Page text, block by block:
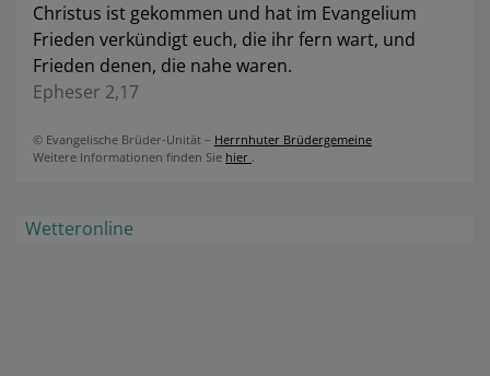
Christus ist gekommen und hat im Evangelium
Frieden verkündigt euch, die ihr fern wart, und
Frieden denen, die nahe waren.
Epheser 2,17
© Evangelische Brüder-Unität – Herrnhuter Brüdergemeine
Weitere Informationen finden Sie hier .
Wetteronline